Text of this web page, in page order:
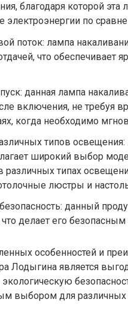
благодаря которой эта
электроэнергии по
поток: лампа
что обеспечивает
данная лампа
включения, не требуя
когда необходимо
типов
широкий выбор
различных типах
люстры и
данный
что делает его
особенностей и
Лодыгина является
выбором для